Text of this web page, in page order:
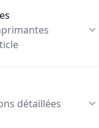
détaillées